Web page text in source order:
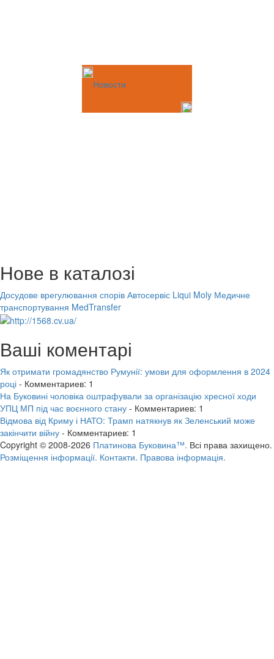
Новости
Нове в каталозі
Досудове врегулювання спорів Автосервіс Liqui Moly Медичне
транспортування MedTransfer
Ваші коментарі
Як отримати громадянство Румунії: умови для оформлення в 2024
році - Комментариев: 1
На Буковині чоловіка оштрафували за організацію хресної ходи
УПЦ МП під час воєнного стану - Комментариев: 1
Відмова від Криму і НАТО: Трамп натякнув як Зеленський може
закінчити війну - Комментариев: 1
Copyright © 2008-2026 Платинова Буковина™. Всі права захищено.
Розміщення інформації. Контакти. Правова інформація.